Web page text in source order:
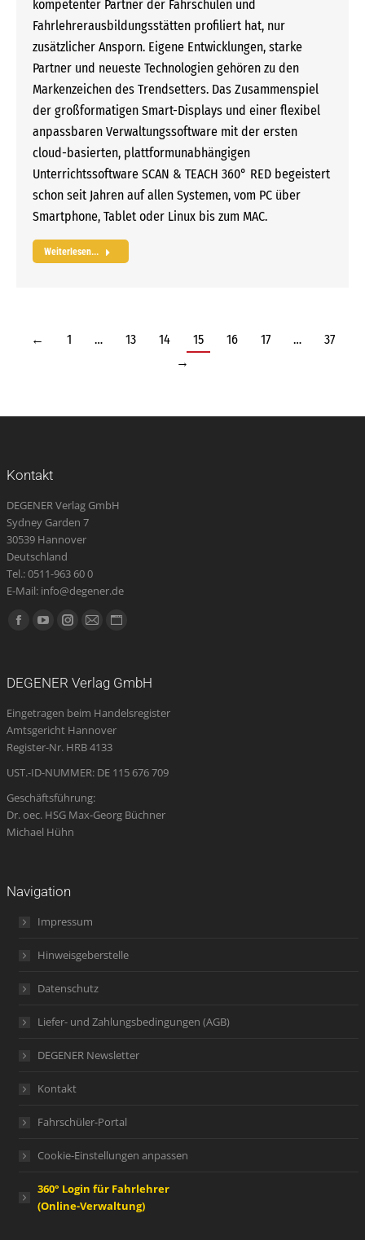
kompetenter Partner der Fahrschulen und
Fahrlehrerausbildungsstätten profiliert hat, nur
zusätzlicher Ansporn. Eigene Entwicklungen, starke
Partner und neueste Technologien gehören zu den
Markenzeichen des Trendsetters. Das Zusammenspiel
der großformatigen Smart-Displays und einer flexibel
anpassbaren Verwaltungssoftware mit der ersten
cloud-basierten, plattformunabhängigen
Unterrichtssoftware SCAN & TEACH 360° RED begeistert
schon seit Jahren auf allen Systemen, vom PC über
Smartphone, Tablet oder Linux bis zum MAC.
Weiterlesen...
← 1 … 13 14 15 16 17 …
37
→
Kontakt
DEGENER Verlag GmbH
Sydney Garden 7
30539 Hannover
Deutschland
Tel.: 0511-963 60 0
E-Mail: info@degener.de
Finden Sie uns auf:
Facebook
new
window
YouTube
new
window
Instagram
new
window
E-
opens
in
new
Website
new
DEGENER Verlag GmbH
Eingetragen beim Handelsregister
Amtsgericht Hannover
Register-Nr. HRB 4133
UST.-ID-NUMMER: DE 115 676 709
Geschäftsführung:
Dr. oec. HSG Max-Georg Büchner
Michael Hühn
Navigation
Impressum
Hinweisgeberstelle
Datenschutz
Liefer- und Zahlungsbedingungen (AGB)
DEGENER Newsletter
Kontakt
Fahrschüler-Portal
Cookie-Einstellungen anpassen
360° Login für Fahrlehrer
(Online-Verwaltung)